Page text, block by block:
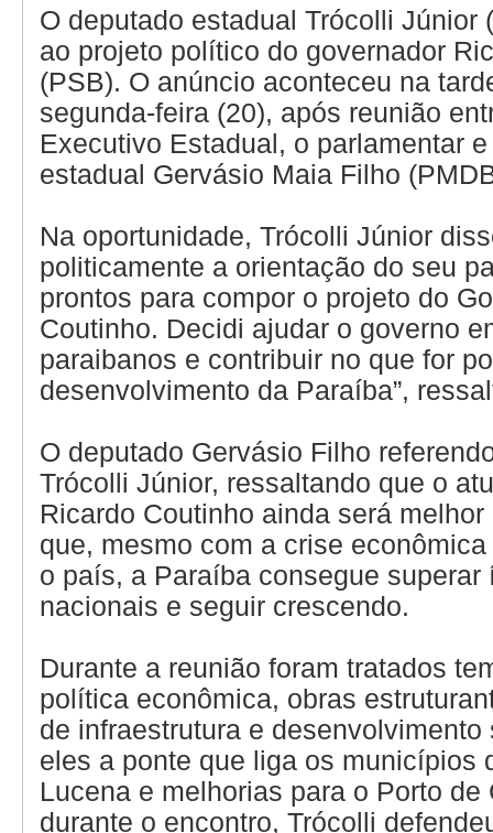
O deputado estadual Trócolli Júnior
ao projeto político do governador
(PSB). O anúncio aconteceu na
segunda-feira (20), após reunião
Executivo Estadual, o parlamentar
estadual Gervásio Maia Filho
Na oportunidade, Trócolli Júnior
politicamente a orientação do seu
prontos para compor o projeto do
Coutinho. Decidi ajudar o governo
paraibanos e contribuir no que for
desenvolvimento da Paraíba”,
O deputado Gervásio Filho
Trócolli Júnior, ressaltando que o
Ricardo Coutinho ainda será
que, mesmo com a crise
o país, a Paraíba consegue superar
nacionais e seguir crescendo.
Durante a reunião foram tratados
política econômica, obras
de infraestrutura e desenvolvimento
eles a ponte que liga os municípios
Lucena e melhorias para o Porto de
durante o encontro, Trócolli